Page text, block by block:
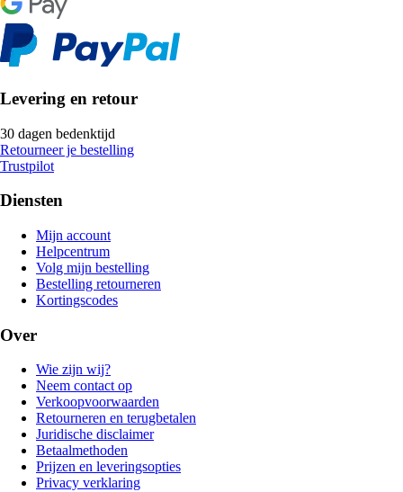
Levering en retour
30 dagen bedenktijd
Retourneer je bestelling
Trustpilot
Diensten
Mijn account
Helpcentrum
Volg mijn bestelling
Bestelling retourneren
Kortingscodes
Over
Wie zijn wij?
Neem contact op
Verkoopvoorwaarden
Retourneren en terugbetalen
Juridische disclaimer
Betaalmethoden
Prijzen en leveringsopties
Privacy verklaring